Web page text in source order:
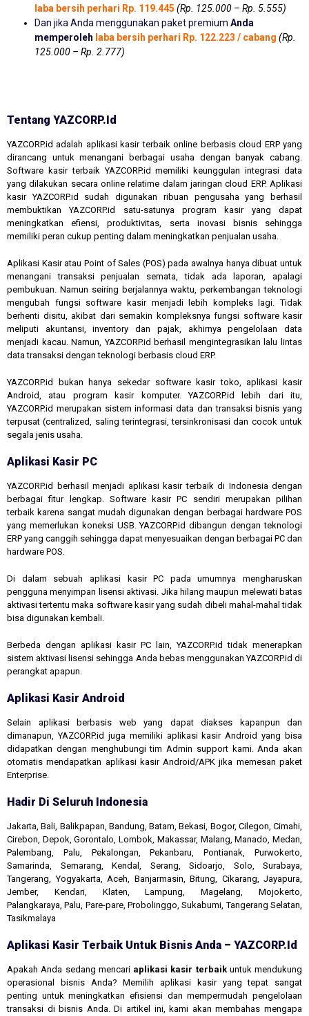
laba bersih perhari Rp. 119.445 (Rp. 125.000 – Rp. 5.555)
Dan jika Anda menggunakan paket premium Anda
memperoleh laba bersih perhari Rp. 122.223 / cabang (Rp.
125.000 – Rp. 2.777)
Tentang YAZCORP.id
YAZCORP.id adalah aplikasi kasir terbaik online berbasis cloud ERP yang
dirancang untuk menangani berbagai usaha dengan banyak cabang.
Software kasir terbaik YAZCORP.id memiliki keunggulan integrasi data
yang dilakukan secara online relatime dalam jaringan cloud ERP. Aplikasi
kasir YAZCORP.id sudah digunakan ribuan pengusaha yang berhasil
membuktikan YAZCORP.id satu-satunya program kasir yang dapat
meningkatkan efiensi, produktivitas, serta inovasi bisnis sehingga
memiliki peran cukup penting dalam meningkatkan penjualan usaha.
Aplikasi Kasir atau Point of Sales (POS) pada awalnya hanya dibuat untuk
menangani transaksi penjualan semata, tidak ada laporan, apalagi
pembukuan. Namun seiring berjalannya waktu, perkembangan teknologi
mengubah fungsi software kasir menjadi lebih kompleks lagi. Tidak
berhenti disitu, akibat dari semakin kompleksnya fungsi software kasir
meliputi akuntansi, inventory dan pajak, akhirnya pengelolaan data
menjadi kacau. Namun, YAZCORP.id berhasil mengintegrasikan lalu lintas
data transaksi dengan teknologi berbasis cloud ERP.
YAZCORP.id bukan hanya sekedar software kasir toko, aplikasi kasir
Android, atau program kasir komputer. YAZCORP.id lebih dari itu,
YAZCORP.id merupakan sistem informasi data dan transaksi bisnis yang
terpusat (centralized, saling terintegrasi, tersinkronisasi dan cocok untuk
segala jenis usaha.
Aplikasi Kasir PC
YAZCORP.id berhasil menjadi aplikasi kasir terbaik di Indonesia dengan
berbagai fitur lengkap. Software kasir PC sendiri merupakan pilihan
terbaik karena sangat mudah digunakan dengan berbagai hardware POS
yang memerlukan koneksi USB. YAZCORP.id dibangun dengan teknologi
ERP yang canggih sehingga dapat menyesuaikan dengan berbagai PC dan
hardware POS.
Di dalam sebuah aplikasi kasir PC pada umumnya mengharuskan
pengguna menyimpan lisensi aktivasi. Jika hilang maupun melewati batas
aktivasi tertentu maka software kasir yang sudah dibeli mahal-mahal tidak
bisa digunakan kembali.
Berbeda dengan aplikasi kasir PC lain, YAZCORP.id tidak menerapkan
sistem aktivasi lisensi sehingga Anda bebas menggunakan YAZCORP.id di
perangkat apapun.
Aplikasi Kasir Android
Selain aplikasi berbasis web yang dapat diakses kapanpun dan
dimanapun, YAZCORP.id juga memiliki aplikasi kasir Android yang bisa
didapatkan dengan menghubungi tim Admin support kami. Anda akan
otomatis mendapatkan aplikasi kasir Android/APK jika memesan paket
Enterprise.
Hadir Di Seluruh Indonesia
Jakarta, Bali, Balikpapan, Bandung, Batam, Bekasi, Bogor, Cilegon, Cimahi,
Cirebon, Depok, Gorontalo, Lombok, Makassar, Malang, Manado, Medan,
Palembang, Palu, Pekalongan, Pekanbaru, Pontianak, Purwokerto,
Samarinda, Semarang, Kendal, Serang, Sidoarjo, Solo, Surabaya,
Tangerang, Yogyakarta, Aceh, Banjarmasin, Bitung, Cikarang, Jayapura,
Jember, Kendari, Klaten, Lampung, Magelang, Mojokerto,
Palangkaraya, Palu, Pare-pare, Probolinggo, Sukabumi, Tangerang Selatan,
Tasikmalaya
Aplikasi Kasir Terbaik Untuk Bisnis Anda – YAZCORP.id
Apakah Anda sedang mencari aplikasi kasir terbaikuntuk mendukung
operasional bisnis Anda? Memilih aplikasi kasir yang tepat sangat
penting untuk meningkatkan efisiensi dan mempermudah pengelolaan
transaksi di bisnis Anda. Di artikel ini, kami akan membahas mengapa